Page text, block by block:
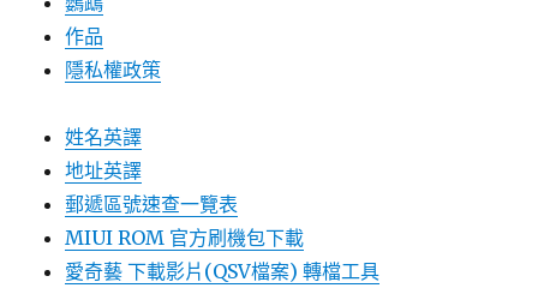
作品
隱私權政策
姓名英譯
地址英譯
郵遞區號速查一覽表
MIUI ROM 官方刷機包下載
愛奇藝 下載影片(QSV檔案) 轉檔工具